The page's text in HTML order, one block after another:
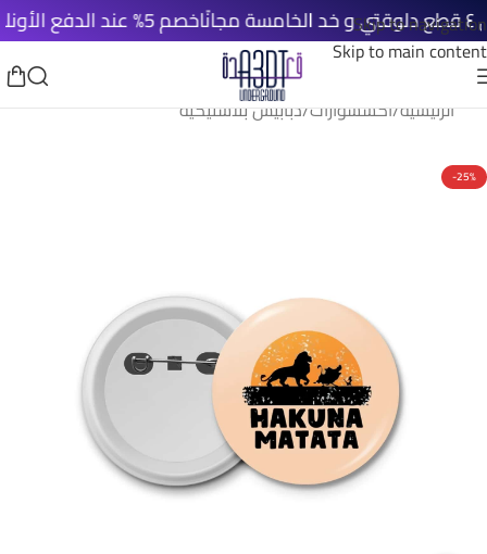
Skip to navigation
Skip to main content
خصم 5% عند الدفع الأونلاين
الرئيسية/اكسسوارات/دبابيس بلاستيكية
-25%